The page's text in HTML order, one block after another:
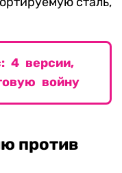
4 версии,
войну
против